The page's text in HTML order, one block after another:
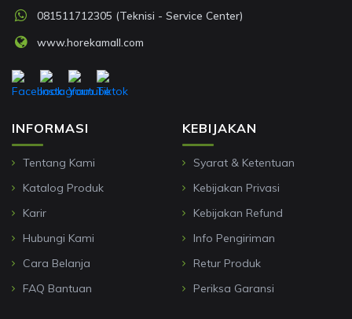
INFORMASI
Tentang Kami
Katalog Produk
Karir
Hubungi Kami
Cara Belanja
FAQ Bantuan
KEBIJAKAN
Syarat & Ketentuan
Kebijakan Privasi
Kebijakan Refund
Info Pengiriman
Retur Produk
Periksa Garansi
081511712305 (Teknisi - Service Center)
www.horekamall.com